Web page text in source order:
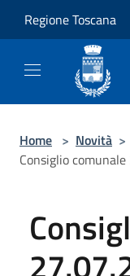
Regione Toscana
Home > Novità >
Consiglio